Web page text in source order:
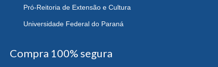
Pró-Reitoria de Extensão e Cultura
Universidade Federal do Paraná
Compra 100% segura